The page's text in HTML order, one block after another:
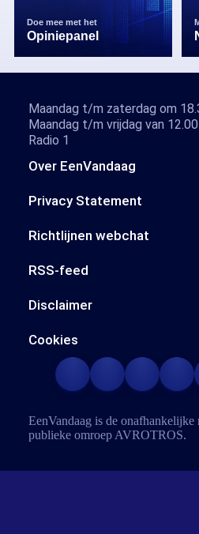
Doe mee met het
Opiniepanel
Over EenVandaag
Privacy Statement
Richtlijnen webchat
RSS-feed
Disclaimer
Cookies
Maandag t/m zaterdag om
Maandag t/m vrijdag van
Radio 1
EenVandaag is de onafhankelijke
publieke omroep AVROTROS.